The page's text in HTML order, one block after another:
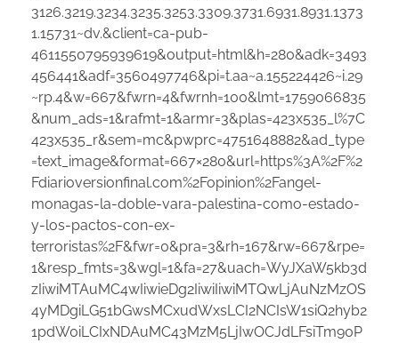
3126.3219.3234.3235.3253.3309.3731.6931.8931.1373
1.15731~dv.&client=ca-pub-
4611550795939619&output=html&h=280&adk=3493
456441&adf=3560497746&pi=t.aa~a.155224426~i.29
~rp.4&w=667&fwrn=4&fwrnh=100&lmt=1759066835
&num_ads=1&rafmt=1&armr=3&plas=423x535_l%7C
423x535_r&sem=mc&pwprc=4751648882&ad_type
=text_image&format=667×280&url=https%3A%2F%2
Fdiarioversionfinal.com%2Fopinion%2Fangel-
monagas-la-doble-vara-palestina-como-estado-
y-los-pactos-con-ex-
terroristas%2F&fwr=0&pra=3&rh=167&rw=667&rpe=
1&resp_fmts=3&wgl=1&fa=27&uach=WyJXaW5kb3d
zIiwiMTAuMC4wIiwieDg2IiwiIiwiMTQwLjAuNzMzOS
4yMDgiLG51bGwsMCxudWxsLCI2NCIsW1siQ2hyb2
1pdW0iLCIxNDAuMC43MzM5LjIwOCJdLFsiTm90P